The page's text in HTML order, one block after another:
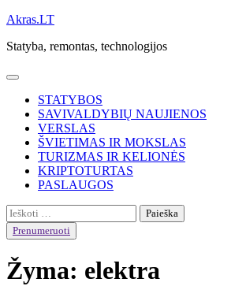
Skip
content
Akras.LT
Statyba, remontas, technologijos
STATYBOS
SAVIVALDYBIŲ NAUJIENOS
VERSLAS
ŠVIETIMAS IR MOKSLAS
TURIZMAS IR KELIONĖS
KRIPTOTURTAS
PASLAUGOS
Ieškoti:
Prenumeruoti
Žyma: elektra